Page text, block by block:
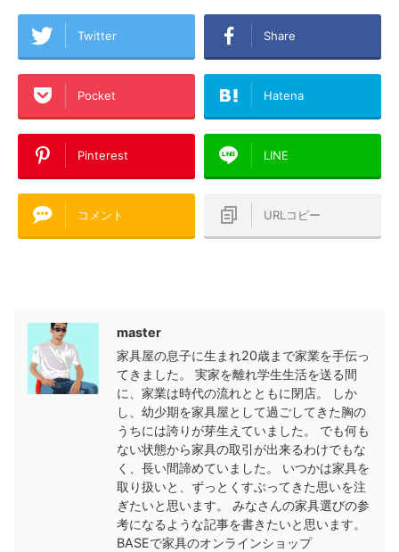
Twitter Share
Pocket Hatena
Pinterest LINE
コメント URLコピー
master
家具屋の息子に生まれ20歳まで家業を手伝っ
てきました。 実家を離れ学生生活を送る間
に、家業は時代の流れとともに閉店。 しか
し、幼少期を家具屋として過ごしてきた胸の
うちには誇りが芽生えていました。 でも何も
ない状態から家具の取引が出来るわけでもな
く、長い間諦めていました。 いつかは家具を
取り扱いと、ずっとくすぶってきた思いを注
ぎたいと思います。 みなさんの家具選びの参
考になるような記事を書きたいと思います。
BASEで家具のオンラインショップ